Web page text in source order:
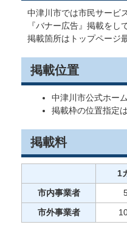
中津川市では市民サービ
『バナー広告』掲載をし
掲載箇所はトップページ
掲載位置
中津川市公式ホー
掲載枠の位置指定
掲載料
1
市内事業者
市外事業者